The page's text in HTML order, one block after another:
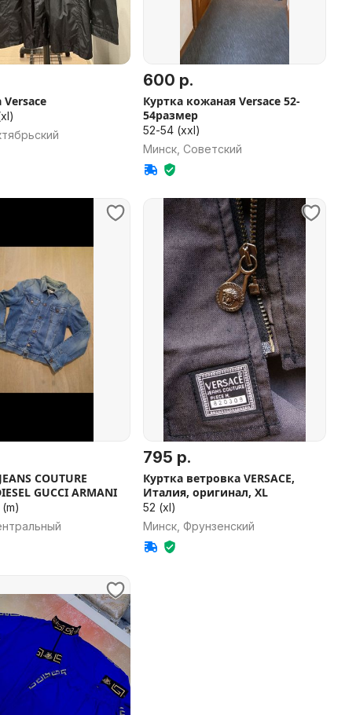
Versace
600 р.
Куртка кожаная Versace 52-
54размер
52-54 (xxl)
Минск, Советский
COUTURE
GUCCI ARMANI
795 р.
Куртка ветровка VERSACE,
Италия, оригинал, XL
52 (xl)
Минск, Фрунзенский